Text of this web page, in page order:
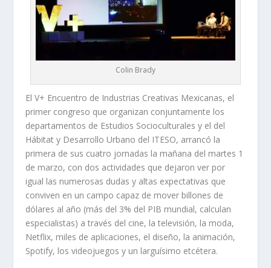
Colin Brady
El V+ Encuentro de Industrias Creativas Mexicanas, el
primer congreso que organizan conjuntamente los
departamentos de Estudios Socioculturales y el del
Hábitat y Desarrollo Urbano del ITESO, arrancó la
primera de sus cuatro jornadas la mañana del martes 1
de marzo, con dos actividades que dejaron ver por
igual las numerosas dudas y altas expectativas que
conviven en un campo capaz de mover billones de
dólares al año (más del 3% del PIB mundial, calculan
especialistas) a través del cine, la televisión, la moda,
Netflix, miles de aplicaciones, el diseño, la animación,
Spotify, los videojuegos y un larguísimo etcétera.